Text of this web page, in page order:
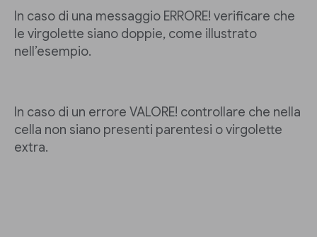
In caso di una messaggio ERRORE! verificare che
le virgolette siano doppie, come illustrato
nell’esempio.
In caso di un errore VALORE! controllare che nella
cella non siano presenti parentesi o virgolette
extra.